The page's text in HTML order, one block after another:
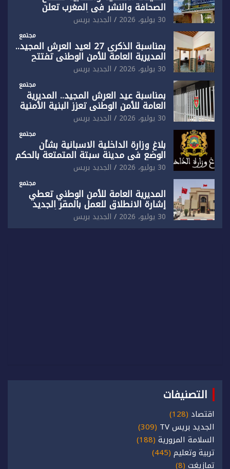
الصحافة والنشر في المغرب تعلن
رفضها القاطع لـ”أي أجندة انتخابية
مُعدة على مقاس سياسي ومصلحي
ضيق”
30 يوليو، 2026 الجديد بريس
مجتمع
بمناسبة الذكرى 27 لعيد العرش المجيد..
المديرية العامة للأمن الوطني تفتتح
المقر الجديد لفرقة الشرطة السياحية
بفاس
30 يوليو، 2026 الجديد بريس
مجتمع
بمناسبة عيد العرش المجيد.. المديرية
العامة للأمن الوطني تعزز البنية الأمنية
بالناظور بإحداث فرقتين جديدتين
30 يوليو، 2026 الجديد بريس
مجتمع
بلاغ وزارة الداخلية الاسبانية بشأن
الوضع في مدينة سبتة المتمتعة بالحكم
الذاتي
30 يوليو، 2026 الجديد بريس
مجتمع
المديرية العامة للأمن الوطني تعطي
إشارة الانطلاق للعمل بالمقر الجديد
للدائرة الثالثة للشرطة بولاية أمن العيون
30 يوليو، 2026 الجديد بريس
التصنيفات
اقتصاد (128)
الجديد بريس TV
(309)
السلامة المرورية (188)
تربية وتعليم (445)
تمازيغت (8)